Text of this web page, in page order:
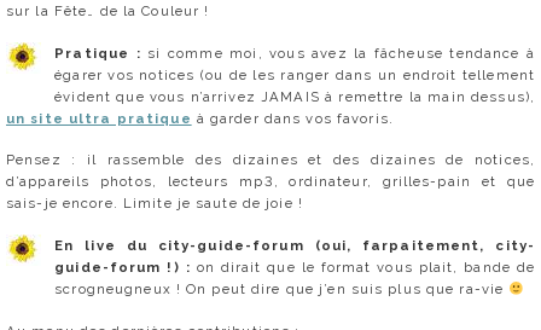
sur la Fête… de la Couleur !
Pratique : si comme moi, vous avez la fâcheuse tendance à
égarer vos notices (ou de les ranger dans un endroit tellement
évident que vous n’arrivez JAMAIS à remettre la main dessus),
un site ultra pratique à garder dans vos favoris.
Pensez : il rassemble des dizaines et des dizaines de notices,
d’appareils photos, lecteurs mp3, ordinateur, grilles-pain et que
sais-je encore. Limite je saute de joie !
En live du city-guide-forum (oui, farpaitement, city-
guide-forum !) : on dirait que le format vous plait, bande de
scrogneugneux ! On peut dire que j’en suis plus que ra-vie